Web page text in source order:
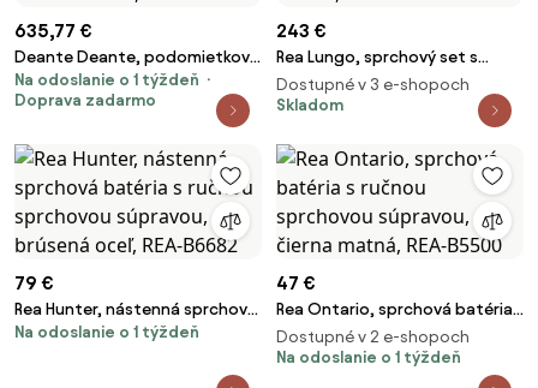
635,77 €
Deante Deante, podomietková
termostatická sprchová
zostava + BOX, okrúhla, čierna
Na odoslanie o 1 týždeň
Doprava zadarmo
243 €
Rea Lungo, sprchový set s
vaňovým výtokom a dažďovou
hlavovou a ručnou sprchou,
Dostupné v 3 e-shopoch
Skladom
79 €
Rea Hunter, nástenná sprchová
batéria s ručnou sprchovou
Na odoslanie o 1 týždeň
47 €
Rea Ontario, sprchová batéria
s ručnou sprchovou súpravou,
čierna matná, REA-B5500
Dostupné v 2 e-shopoch
Na odoslanie o 1 týždeň